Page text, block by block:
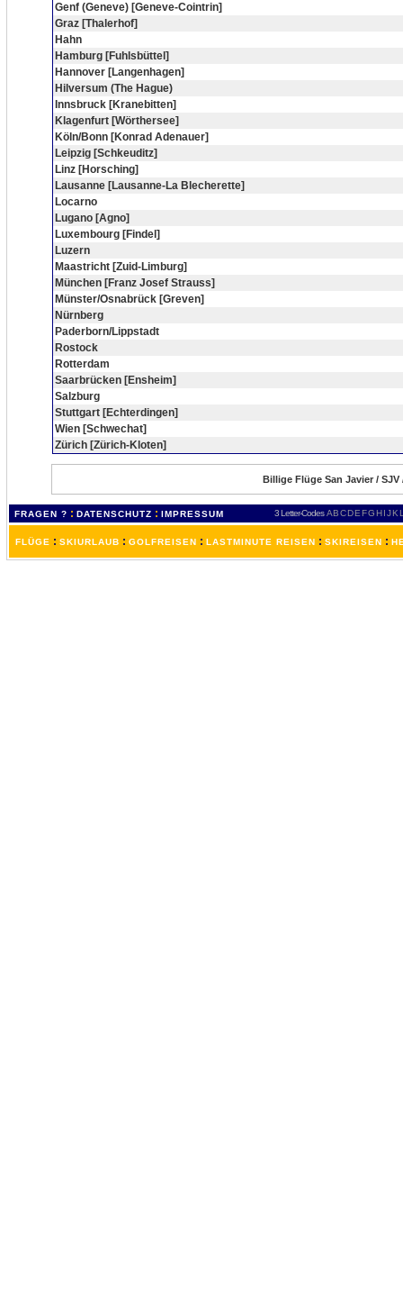
Genf (Geneve) [Geneve-Cointrin]
Graz [Thalerhof]
Hahn
Hamburg [Fuhlsbüttel]
Hannover [Langenhagen]
Hilversum (The Hague)
Innsbruck [Kranebitten]
Klagenfurt [Wörthersee]
Köln/Bonn [Konrad Adenauer]
Leipzig [Schkeuditz]
Linz [Horsching]
Lausanne [Lausanne-La Blecherette]
Locarno
Lugano [Agno]
Luxembourg [Findel]
Luzern
Maastricht [Zuid-Limburg]
München [Franz Josef Strauss]
Münster/Osnabrück [Greven]
Nürnberg
Paderborn/Lippstadt
Rostock
Rotterdam
Saarbrücken [Ensheim]
Salzburg
Stuttgart [Echterdingen]
Wien [Schwechat]
Zürich [Zürich-Kloten]
Billige Flüge San Javier /
FRAGEN ? : DATENSCHUTZ : IMPRESSUM 3 Letter-Codes ABCDEFGH IJKL
FLÜGE : SKIURLAUB : GOLFREISEN : LASTMINUTE REISEN : SKIREISEN :